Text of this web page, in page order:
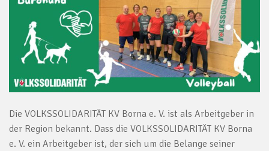
Die VOLKSSOLIDARITÄT KV Borna e. V. ist als Arbeitgeber in
der Region bekannt. Dass die VOLKSSOLIDARITÄT KV Borna
e. V. ein Arbeitgeber ist, der sich um die Belange seiner